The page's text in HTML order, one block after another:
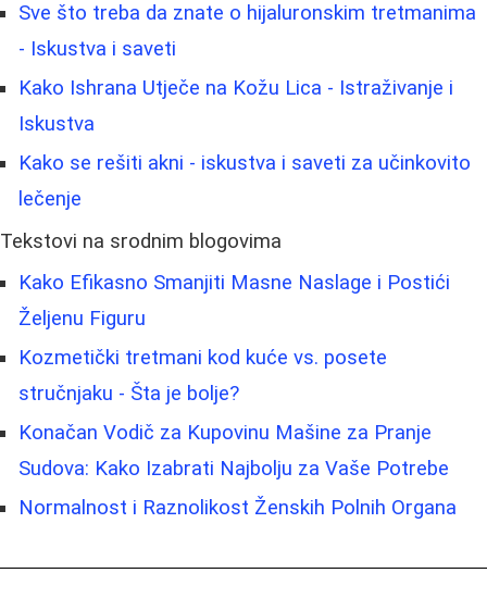
Sve što treba da znate o hijaluronskim tretmanima
- Iskustva i saveti
Kako Ishrana Utječe na Kožu Lica - Istraživanje i
Iskustva
Kako se rešiti akni - iskustva i saveti za učinkovito
lečenje
Tekstovi na srodnim blogovima
Kako Efikasno Smanjiti Masne Naslage i Postići
Željenu Figuru
Kozmetički tretmani kod kuće vs. posete
stručnjaku - Šta je bolje?
Konačan Vodič za Kupovinu Mašine za Pranje
Sudova: Kako Izabrati Najbolju za Vaše Potrebe
Normalnost i Raznolikost Ženskih Polnih Organa